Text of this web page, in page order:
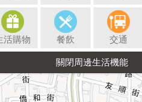
活購物 餐飲 交通